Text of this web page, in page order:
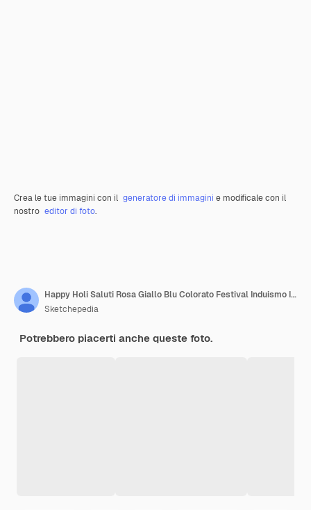
Crea le tue immagini con il generatore di immagini e modificale con il
nostro editor di foto.
Happy Holi Saluti Rosa Giallo Blu Colorato Festival Induismo Indiano Social Media Sfondo
Sketchepedia
Potrebbero piacerti anche queste foto.